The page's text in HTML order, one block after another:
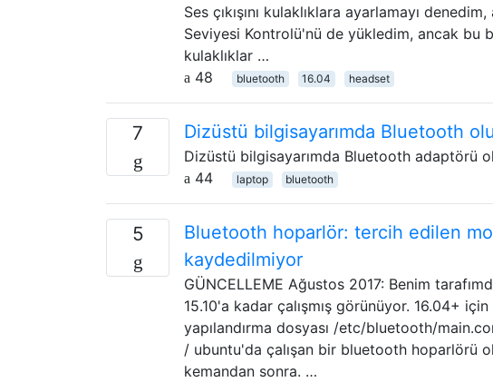
Ses çıkışını kulaklıklara ayarlamayı
Seviyesi Kontrolü'nü de yükledim, ancak bu
kulaklıklar …
48
bluetooth 16.04 headset
7 Dizüstü bilgisayarımda Bluetooth
Dizüstü bilgisayarımda Bluetooth adaptörü
44
laptop bluetooth
5
Bluetooth hoparlör: tercih edilen
kaydedilmiyor
GÜNCELLEME Ağustos 2017: Benim
15.10'a kadar çalışmış görünüyor. 16.04+
yapılandırma dosyası /etc/bluetooth/
/ ubuntu'da çalışan bir bluetooth hoparlörü
kemandan sonra. …